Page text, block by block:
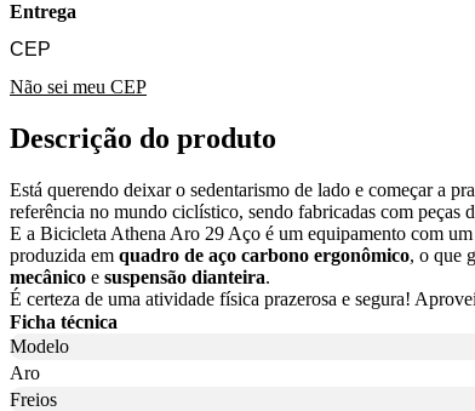
Entrega
Não sei meu CEP
Descrição do produto
Está querendo deixar o sedentarismo de lado e começar a
referência no mundo ciclístico, sendo fabricadas com peças
E a Bicicleta Athena Aro 29 Aço é um equipamento com
produzida em quadro de aço carbono ergonômico, o que
mecânico e suspensão dianteira.
É certeza de uma atividade física prazerosa e segura!
Ficha técnica
Modelo
Aro
Freios